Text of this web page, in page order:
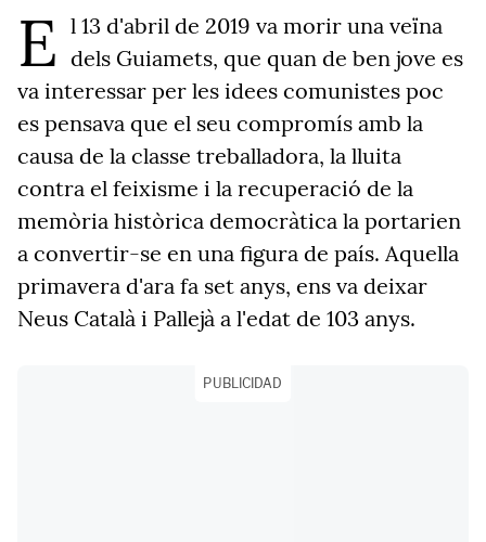
E l 13 d'abril de 2019 va morir una veïna
dels Guiamets, que quan de ben jove es
va interessar per les idees comunistes poc
es pensava que el seu compromís amb la
causa de la classe treballadora, la lluita
contra el feixisme i la recuperació de la
memòria històrica democràtica la portarien
a convertir-se en una figura de país. Aquella
primavera d'ara fa set anys, ens va deixar
Neus Català i Pallejà a l'edat de 103 anys.
PUBLICIDAD